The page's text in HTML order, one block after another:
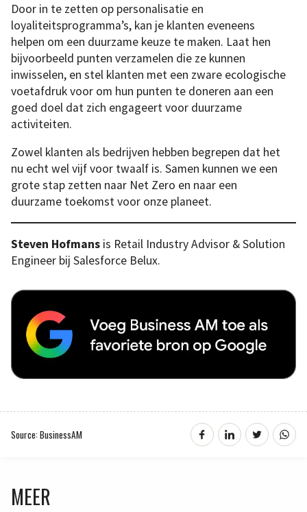
Door in te zetten op personalisatie en
loyaliteitsprogramma’s, kan je klanten eveneens
helpen om een duurzame keuze te maken. Laat hen
bijvoorbeeld punten verzamelen die ze kunnen
inwisselen, en stel klanten met een zware ecologische
voetafdruk voor om hun punten te doneren aan een
goed doel dat zich engageert voor duurzame
activiteiten.
Zowel klanten als bedrijven hebben begrepen dat het
nu echt wel vijf voor twaalf is. Samen kunnen we een
grote stap zetten naar Net Zero en naar een
duurzame toekomst voor onze planeet.
Steven Hofmans is Retail Industry Advisor & Solution
Engineer bij Salesforce Belux.
Source: BusinessAM
MEER